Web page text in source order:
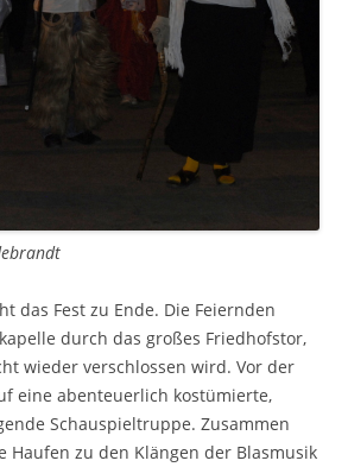
das Fest zu Ende. Die Feiernden
durch das großes Friedhofstor,
wieder verschlossen wird. Vor der
eine abenteuerlich kostümierte,
Schauspieltruppe. Zusammen
Haufen zu den Klängen der Blasmusik